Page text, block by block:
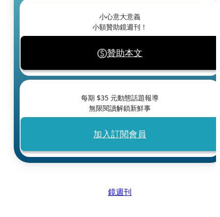
小心意大意義
小額贊助鏡週刊！
贊助本文
每期 $35 元動態話題報導
無限閱讀解鎖新鮮事
加入訂閱會員
鏡週刊